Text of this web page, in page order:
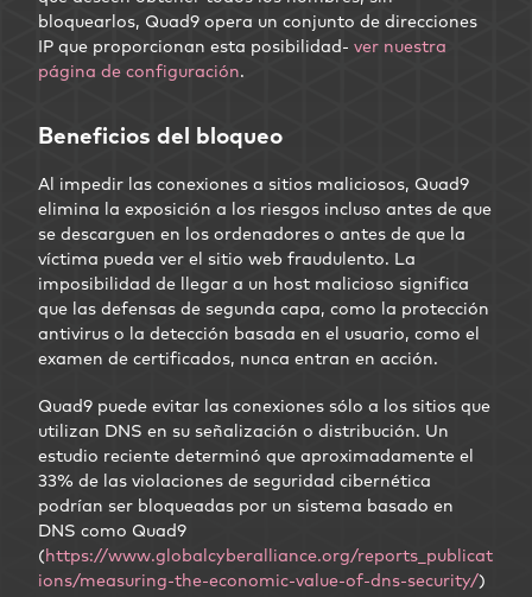
bloquearlos, Quad9 opera un conjunto de direcciones
IP que proporcionan esta posibilidad- ver nuestra
página de configuración.
Beneficios del bloqueo
Al impedir las conexiones a sitios maliciosos, Quad9
elimina la exposición a los riesgos incluso antes de que
se descarguen en los ordenadores o antes de que la
víctima pueda ver el sitio web fraudulento. La
imposibilidad de llegar a un host malicioso significa
que las defensas de segunda capa, como la protección
antivirus o la detección basada en el usuario, como el
examen de certificados, nunca entran en acción.
Quad9 puede evitar las conexiones sólo a los sitios que
utilizan DNS en su señalización o distribución. Un
estudio reciente determinó que aproximadamente el
33% de las violaciones de seguridad cibernética
podrían ser bloqueadas por un sistema basado en
DNS como Quad9
(https://www.globalcyberalliance.org/reports_publicat
ions/measuring-the-economic-value-of-dns-security/)